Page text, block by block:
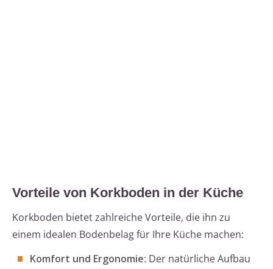
Vorteile von Korkboden in der Küche
Korkboden bietet zahlreiche Vorteile, die ihn zu
einem idealen Bodenbelag für Ihre Küche machen:
Komfort und Ergonomie: Der natürliche Aufbau